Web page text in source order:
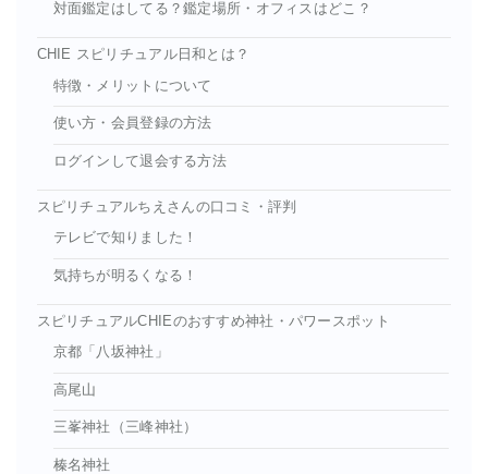
対面鑑定はしてる？鑑定場所・オフィスはどこ？
CHIE スピリチュアル日和とは？
特徴・メリットについて
使い方・会員登録の方法
ログインして退会する方法
スピリチュアルちえさんの口コミ・評判
テレビで知りました！
気持ちが明るくなる！
スピリチュアルCHIEのおすすめ神社・パワースポット
京都「八坂神社」
高尾山
三峯神社（三峰神社）
榛名神社